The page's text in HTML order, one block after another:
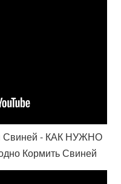
- КАК НУЖНО
Кормить Свиней